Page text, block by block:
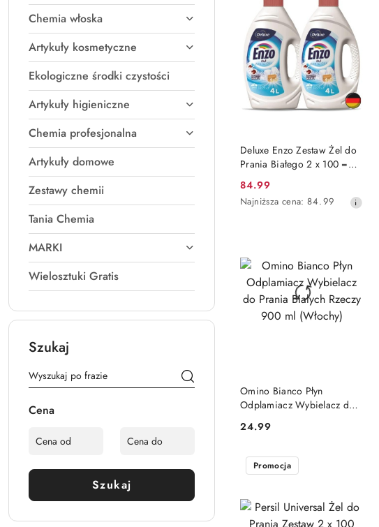
Chemia włoska
Artykuły kosmetyczne
Ekologiczne środki czystości
Artykuły higieniczne
Chemia profesjonalna
Artykuły domowe
Zestawy chemii
Tania Chemia
MARKI
Wielosztuki Gratis
Szukaj
Cena
Szukaj
Deluxe Enzo Zestaw Żel do
Prania Białego 2 x 100 =
Cena
promocyjna:
84.99
Najniższa
przed
obniżką
Najniższa cena: 84.99
DO KOSZYKA
Omino Bianco Płyn
Odplamiacz Wybielacz do
ml (Włochy)
Cena:
24.99
DO KOSZYKA
Promocja